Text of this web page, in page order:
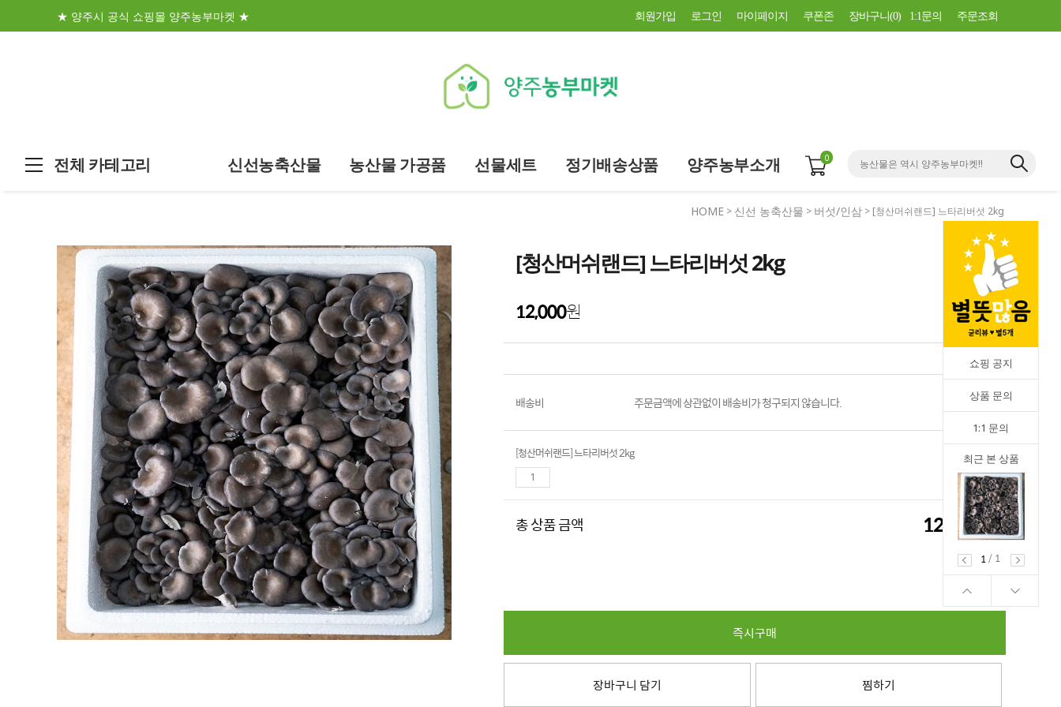
★ 양주시 공식 쇼핑몰 양주농부마켓 ★ 회원가입 로그인 마이페이지 쿠폰존 장바구니(0) 1:1문의 주문조회
전체 카테고리 신선농축산물 농산물 가공품 선물세트 정기배송상품 양주농부소개 0
쇼핑 공지
상품 문의
1:1 문의
최근 본 상품
1
/ 1
HOME > 신선 농축산물 > 버섯/인삼 > [청산머쉬랜드] 느타리버섯 2kg
[청산머쉬랜드] 느타리버섯 2kg
12,000원
배송비 주문금액에 상관없이 배송비가 청구되지 않습니다.
[청산머쉬랜드] 느타리버섯 2kg
12,000원
총 상품 금액 12,000원
즉시구매
장바구니 담기 찜하기